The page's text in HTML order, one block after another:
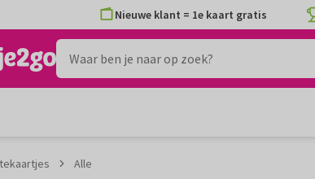
Nieuwe klant = 1e kaart gratis
Alle